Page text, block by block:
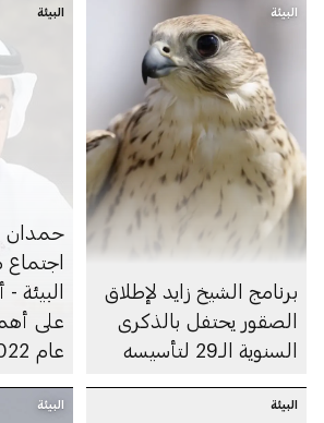
البيئة
برنامج الشيخ زايد لإطلاق
الصقور يحتفل بالذكرى
السنوية الـ29 لتأسيسه
البيئة
حمدان
البيئة
على
عام 2022
البيئة البيئة